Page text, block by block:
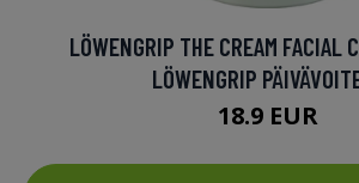
LÖWENGRIP THE CREAM FACIAL
LÖWENGRIP
18.9 EUR